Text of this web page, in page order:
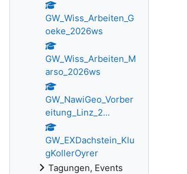
GW_Wiss_Arbeiten_G
oeke_2026ws
GW_Wiss_Arbeiten_M
arso_2026ws
GW_NawiGeo_Vorber
eitung_Linz_2...
GW_EXDachstein_Klu
gKollerOyrer
Tagungen, Events